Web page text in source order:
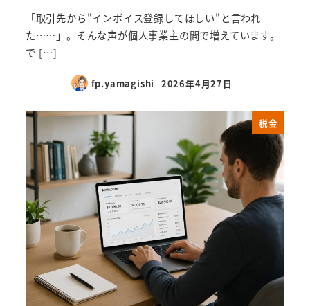
「取引先から”インボイス登録してほしい”と言われ
た……」。そんな声が個人事業主の間で増えています。
で […]
fp.yamagishi 2026年4月27日
税金